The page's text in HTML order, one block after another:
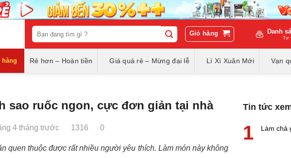
Tìm
kiếm:
Giỏ hàng Danh
Tư
hàng Rẻ hơn – Hoàn tiền Giá quá rẻ – Mừng đại lễ Lì Xì Xuân Mới Vạn
sao ruốc ngon, cực đơn giản tại nhà
4 tháng trước 1316 0
quen thuộc được rất nhiều người yêu thích. Làm món này không
Tin tức
1 Làm chả